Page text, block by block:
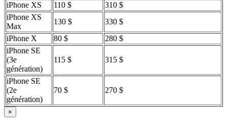
iPhone XS
110 $
310 $
iPhone XS
Max
130 $
330 $
iPhone X
80 $
280 $
iPhone SE
(3e
génération)
115 $ 315 $
iPhone SE
(2e
génération)
70 $ 270 $
×